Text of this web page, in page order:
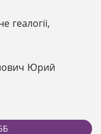
геалогіі,
Юрий